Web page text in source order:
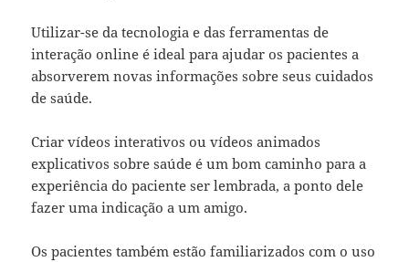
Utilizar-se da tecnologia e das ferramentas de
interação online é ideal para ajudar os pacientes a
absorverem novas informações sobre seus cuidados
de saúde.
Criar vídeos interativos ou vídeos animados
explicativos sobre saúde é um bom caminho para a
experiência do paciente ser lembrada, a ponto dele
fazer uma indicação a um amigo.
Os pacientes também estão familiarizados com o uso